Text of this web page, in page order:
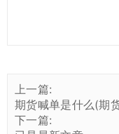
上一篇:
期货喊单是什么(期
下一篇: